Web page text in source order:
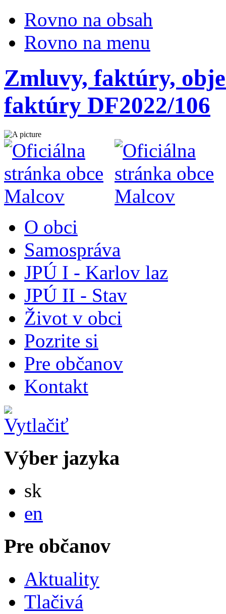
Rovno na obsah
Rovno na menu
Zmluvy, faktúry,
faktúry DF2022/106
O obci
Samospráva
JPÚ I - Karlov laz
JPÚ II - Stav
Život v obci
Pozrite si
Pre občanov
Kontakt
Výber jazyka
sk
en
Pre občanov
Aktuality
Tlačivá